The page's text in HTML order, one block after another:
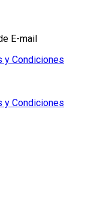
E-mail
y Condiciones
y Condiciones